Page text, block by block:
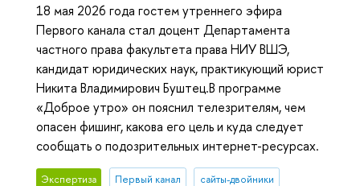
18 мая 2026 года гостем утреннего эфира
Первого канала стал доцент Департамента
частного права факультета права НИУ ВШЭ,
кандидат юридических наук, практикующий юрист
Никита Владимирович Буштец.В программе
«Доброе утро» он пояснил телезрителям, чем
опасен фишинг, какова его цель и куда следует
сообщать о подозрительных интернет-ресурсах.
Экспертиза Первый канал сайты-двойники